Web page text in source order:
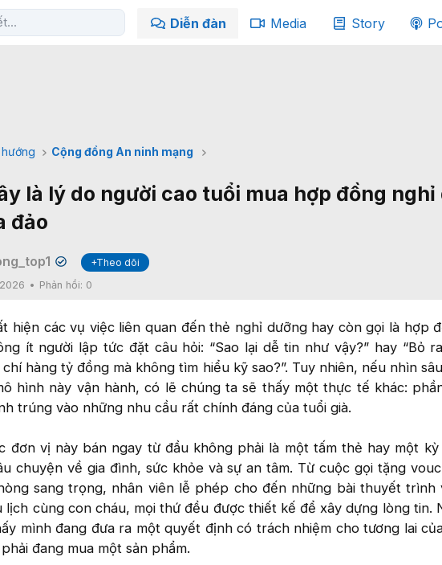
Diễn đàn Media Story
Cộng đồng An ninh mạng
là lý do người cao tuổi mua hợp đồng nghỉ
đảo
✔
+Theo dõi
Phản hồi: 0
hiện các vụ việc liên quan đến thẻ nghỉ dưỡng hay còn gọi là hợp
ít người lập tức đặt câu hỏi: “Sao lại dễ tin như vậy?” hay “Bỏ
hàng tỷ đồng mà không tìm hiểu kỹ sao?”. Tuy nhiên, nếu nhìn
hình này vận hành, có lẽ chúng ta sẽ thấy một thực tế khác:
trúng vào những nhu cầu rất chính đáng của tuổi già.
đơn vị này bán ngay từ đầu không phải là một tấm thẻ hay một kỳ
chuyện về gia đình, sức khỏe và sự an tâm. Từ cuộc gọi tặng
sang trọng, nhân viên lễ phép cho đến những bài thuyết trình
lịch cùng con cháu, mọi thứ đều được thiết kế để xây dựng lòng tin.
mình đang đưa ra một quyết định có trách nhiệm cho tương lai
đang mua một sản phẩm.